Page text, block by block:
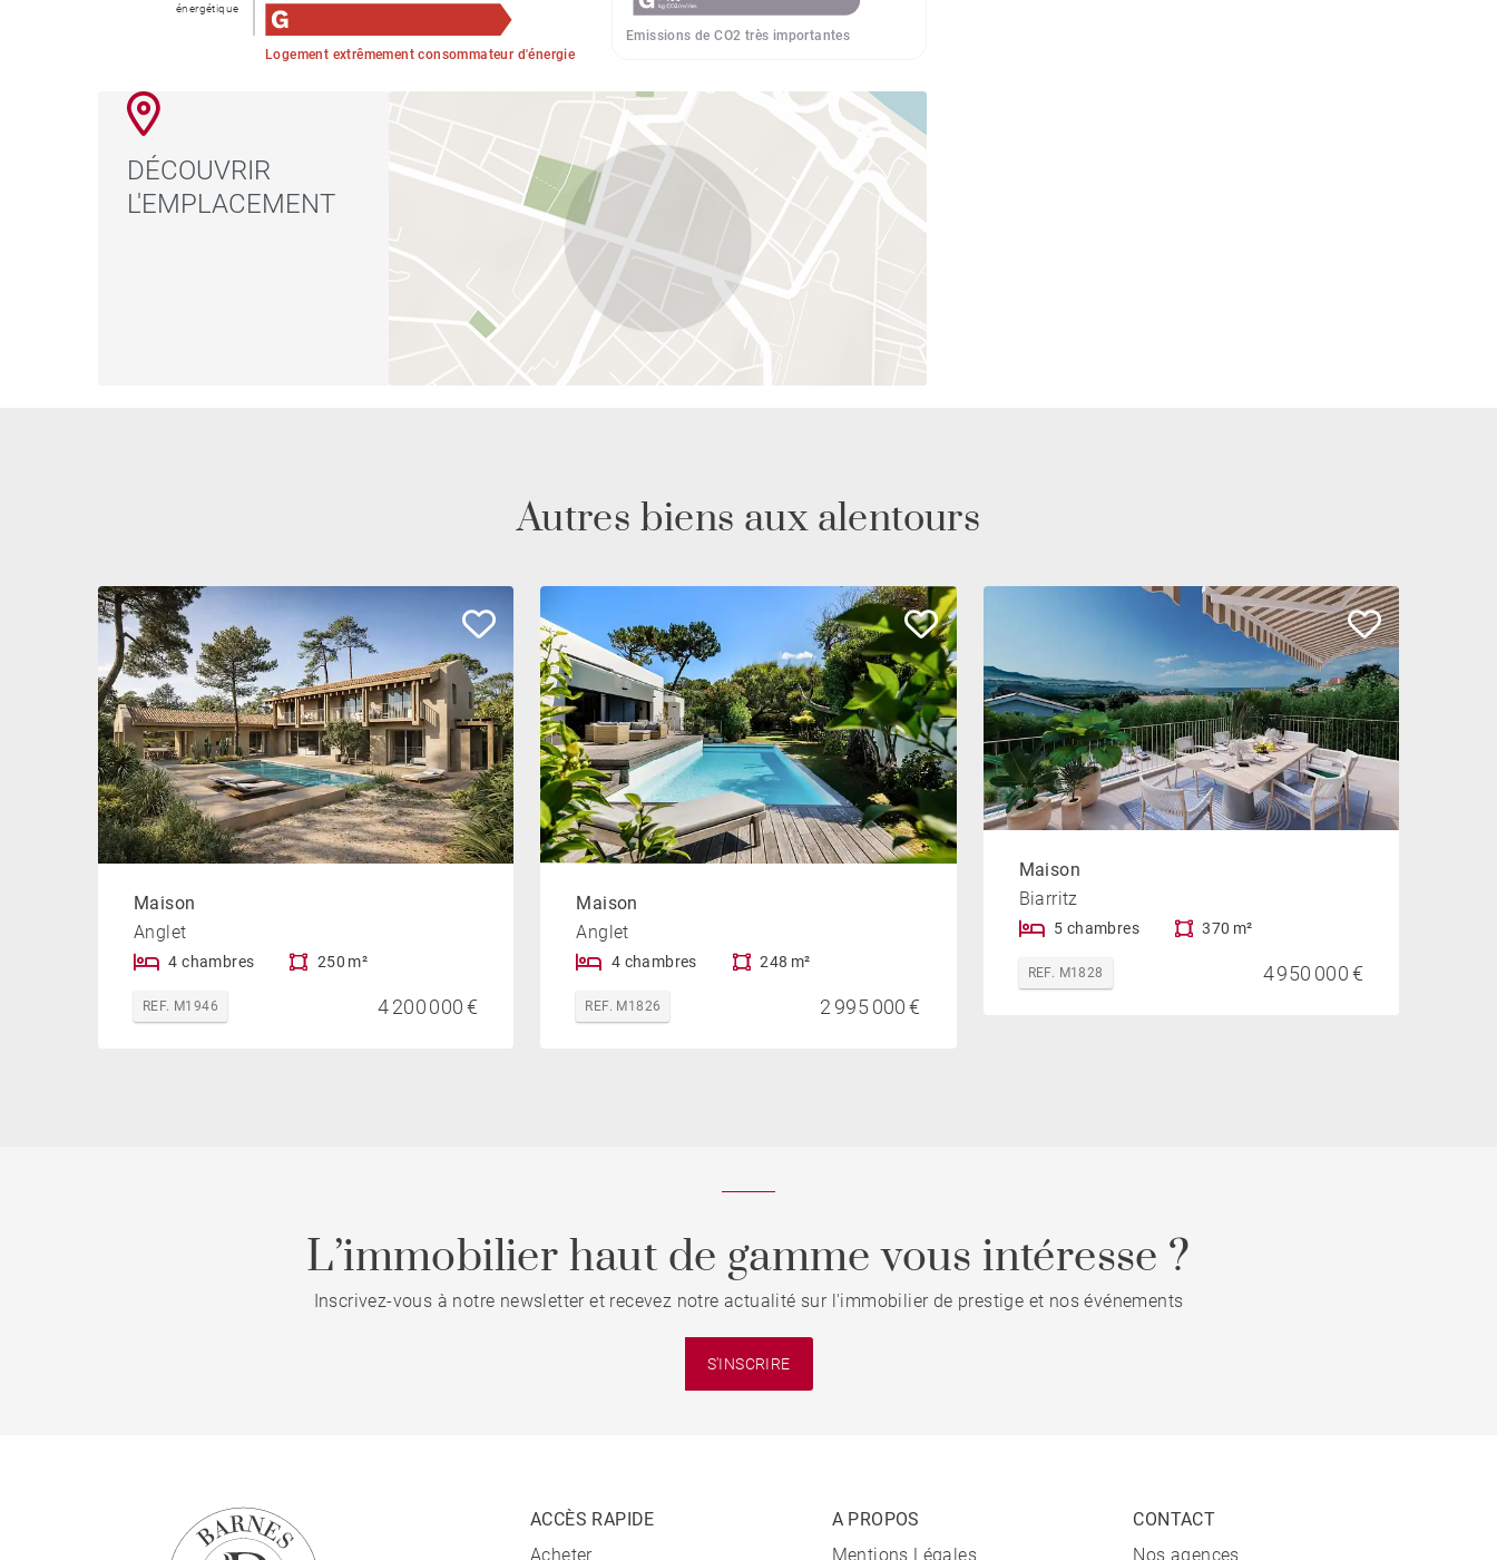
Logement extrêmement consommateur d'énergie
énergétique
Emissions de CO2 très importantes
DÉCOUVRIR
L'EMPLACEMENT
Autres biens aux alentours
Maison
Anglet
4 chambres 250 m²
REF. M1946 4 200 000 €
Maison
Anglet
4 chambres 248 m²
REF. M1826 2 995 000 €
Maison
Biarritz
5 chambres 370 m²
REF. M1828 4 950 000 €
L’immobilier haut de gamme vous intéresse ?
Inscrivez-vous à notre newsletter et recevez notre actualité sur l'immobilier de prestige et nos événements
S'INSCRIRE
ACCÈS RAPIDE
Acheter
A PROPOS
Mentions Légales
CONTACT
Nos agences